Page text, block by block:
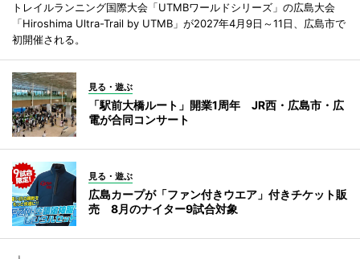
トレイルランニング国際大会「UTMBワールドシリーズ」の広島大会
「Hiroshima Ultra-Trail by UTMB」が2027年4月9日～11日、広島市で
初開催される。
見る・遊ぶ
「駅前大橋ルート」開業1周年 JR西・広島市・広
電が合同コンサート
見る・遊ぶ
広島カープが「ファン付きウエア」付きチケット販
売 8月のナイター9試合対象